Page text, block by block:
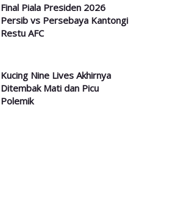
Final Piala Presiden 2026
Persib vs Persebaya Kantongi
Restu AFC
Kucing Nine Lives Akhirnya
Ditembak Mati dan Picu
Polemik